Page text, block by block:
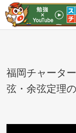
福岡チャータ
弦・余弦定理